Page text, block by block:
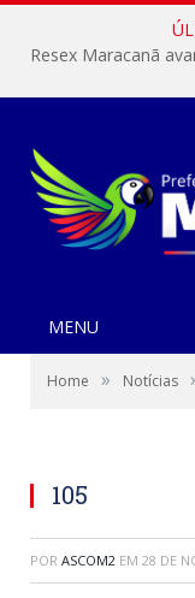
MENU
Home » Notícias
105
POR ASCOM2 EM 28 DE